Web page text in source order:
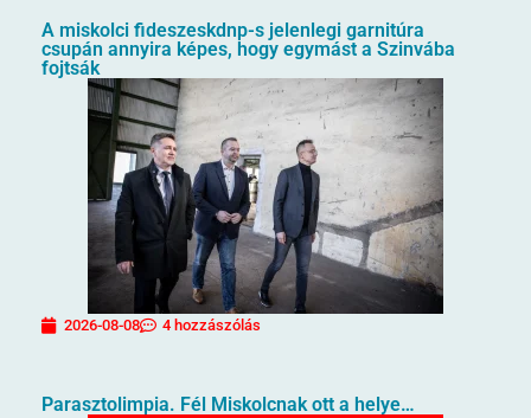
A miskolci fideszeskdnp-s jelenlegi garnitúra
csupán annyira képes, hogy egymást a Szinvába
fojtsák
2026-08-08 4 hozzászólás
Parasztolimpia. Fél Miskolcnak ott a helye…